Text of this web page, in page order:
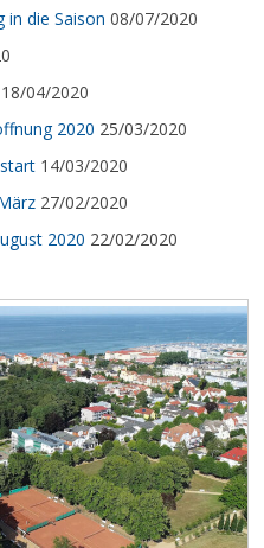
in die Saison 08/07/2020
18/04/2020
2020 25/03/2020
14/03/2020
27/02/2020
2020 22/02/2020